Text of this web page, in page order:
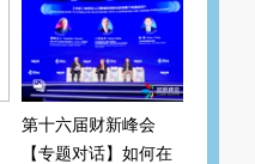
第十六届财新峰会
【专题对话】如何在